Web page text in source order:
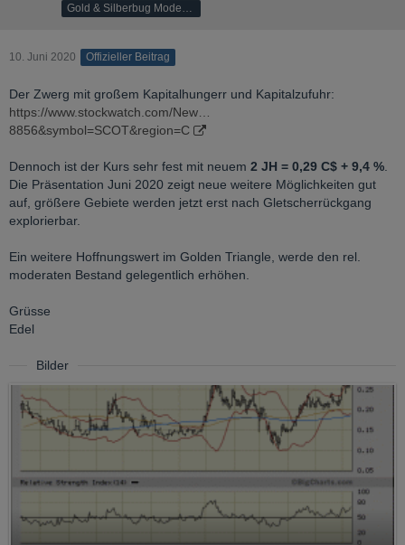
Gold & Silberbug Moderator
10. Juni 2020 Offizieller Beitrag
Der Zwerg mit großem Kapitalhungerr und Kapitalzufuhr:
https://www.stockwatch.com/New…
8856&symbol=SCOT&region=C
Dennoch ist der Kurs sehr fest mit neuem 2 JH = 0,29 C$ + 9,4 %
Die Präsentation Juni 2020 zeigt neue weitere Möglichkeiten gut
auf, größere Gebiete werden jetzt erst nach Gletscherrückgang
explorierbar.
Ein weitere Hoffnungswert im Golden Triangle, werde den rel.
moderaten Bestand gelegentlich erhöhen.
Grüsse
Edel
Bilder